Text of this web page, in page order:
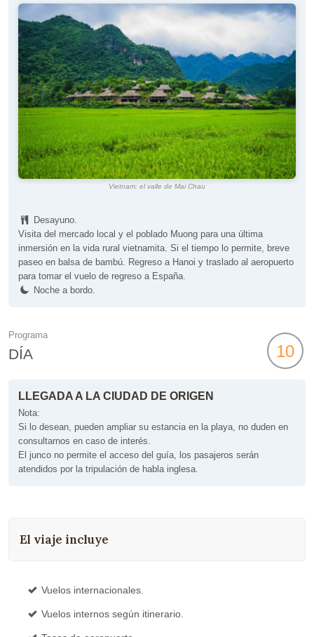
Vietnam: el valle de Mai Chau
Desayuno.
Visita del mercado local y el poblado Muong para una última
inmersión en la vida rural vietnamita. Si el tiempo lo permite, breve
paseo en balsa de bambú. Regreso a Hanoi y traslado al aeropuerto
para tomar el vuelo de regreso a España.
Noche a bordo.
Programa
DÍA 10
LLEGADA A LA CIUDAD DE ORIGEN
Nota:
Si lo desean, pueden ampliar su estancia en la playa, no duden en
consultarnos en caso de interés.
El junco no permite el acceso del guía, los pasajeros serán
atendidos por la tripulación de habla inglesa.
El viaje incluye
Vuelos internacionales.
Vuelos internos según itinerario.